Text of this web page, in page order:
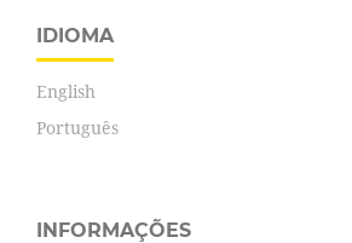
IDIOMA
English
Português
INFORMAÇÕES